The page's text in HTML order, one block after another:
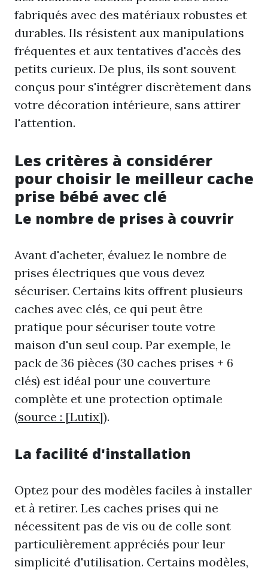
fabriqués avec des matériaux robustes et
durables. Ils résistent aux manipulations
fréquentes et aux tentatives d'accès des
petits curieux. De plus, ils sont souvent
conçus pour s'intégrer discrètement dans
votre décoration intérieure, sans attirer
l'attention.
Les critères à considérer
pour choisir le meilleur cache
prise bébé avec clé
Le nombre de prises à couvrir
Avant d'acheter, évaluez le nombre de
prises électriques que vous devez
sécuriser. Certains kits offrent plusieurs
caches avec clés, ce qui peut être
pratique pour sécuriser toute votre
maison d'un seul coup. Par exemple, le
pack de 36 pièces (30 caches prises + 6
clés) est idéal pour une couverture
complète et une protection optimale
(source : [Lutix]).
La facilité d'installation
Optez pour des modèles faciles à installer
et à retirer. Les caches prises qui ne
nécessitent pas de vis ou de colle sont
particulièrement appréciés pour leur
simplicité d'utilisation. Certains modèles,